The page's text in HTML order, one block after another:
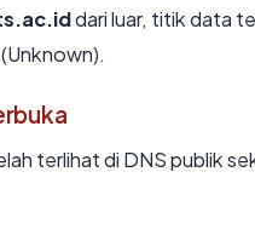
dari luar, titik data
terlihat di DNS publik